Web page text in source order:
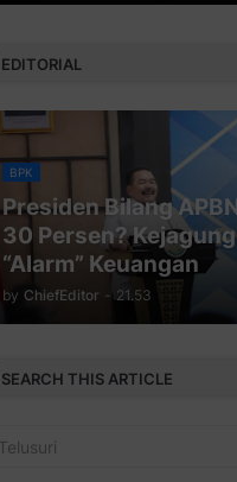
EDITORIAL
BPK
Presiden Bilang
30 Persen?
“Alarm” Keuangan
by ChiefEditor - 21.53
SEARCH THIS ARTICLE